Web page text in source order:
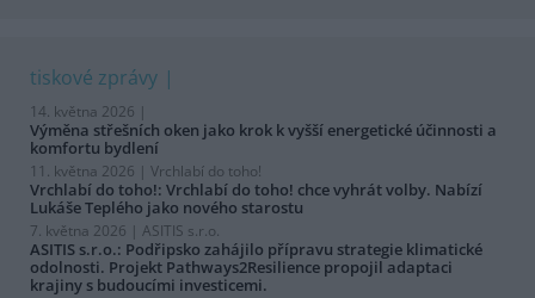
tiskové zprávy
14. května 2026 |
Výměna střešních oken jako krok k vyšší energetické účinnosti a
komfortu bydlení
11. května 2026 | Vrchlabí do toho!
Vrchlabí do toho!: Vrchlabí do toho! chce vyhrát volby. Nabízí
Lukáše Teplého jako nového starostu
7. května 2026 | ASITIS s.r.o.
ASITIS s.r.o.: Podřipsko zahájilo přípravu strategie klimatické
odolnosti. Projekt Pathways2Resilience propojil adaptaci
krajiny s budoucími investicemi.